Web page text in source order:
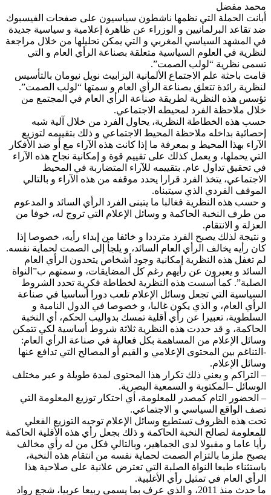
محمد مفضل
أبانت الحملة التي نظمها ناشطون سياسيون على صفحات الفيسبوك
ضد تقاعد البرلمانيين و الوزراء عن ظاهرة إعلامية و سياسية جديدة
في المشهد السياسي المغربي و التي يمكن تحليلها من خلال مراجعة
لنظرية في العلوم السياسية متعلقة بصناعة الرأي العام و التي
تسمى نظرية “لولب الصمت”.
قامت باحثة علم الاجتماع الألمانية اليزابيث نويل نيومان بالتأسيس
لنظرية رائدة تتعلق بصناعة الرأي العام و سمتها “لولب الصمت”.
تؤسس هذه النظرية لطريقة صناعة الرأي العام في المجتمع من
خلال ملاحظة الفرد لمحيطه الاجتماعي.
حسب هذه الخطاطة النظرية، يحاول الفرد من خلال آلية شبه
إحصائية بداخله ملاحظة المحيط الاجتماعي و ذلك بتقييمه لتوزيع
الآراء بهذا المحيط و بمعرفة ما إذا كانت هذه الآراء مع أو ضد الأفكار
التي يحملها، و يعمل كذلك على تقييم قوة و إمكانية نجاح هذه الآراء
في تحقيق تداول عام. بتقييمه للآراء المتضاربة في المحيط
الاجتماعي، يتخذ الفرد قرارا يحدد موقفه من هذه الآراء و بالتالي
الموقف الفردي الذي سيتبناه.
و حسب هذه النظرية فغالبا ما يتبنى الفرد الرأي السائد و المدعوم
من طرف النخبة الحاكمة و وسائل الإعلام التي تروج له، خوفا من
العزلة و الانتقام.
و نتيجة لذلك يصبح الفرد مترددا و خائفا من إبداء رأيه، خصوصا إذا
كان رأيه يخالف الرأي العام السائد، و يلجأ إلى الصمت لحماية نفسه.
لم تغفل هذه النظرية إمكانية وجود أشخاص يتحدون الرأي العام
السائد و يعبرون عن رأيهم رغم كل المضايقات، و سمتهم ب”النواة
الصلبة”. كما أسست هذه النظرية لخطاطة فكرية تحدد الشروط
السياسية التي تجعل وسائل الإعلام تلعب دورا أساسيا في صناعة
الرأي العام، و الذي يكون غالبا، و خصوصا في الدول النامية و
السلطوية، تعبيرا عن رأي أقلية تمسك بدواليب الحكم، أي النخبة
الحاكمة، و قد حددت هذه النظرية ثلاثة شروط أساسية لكي تتمكن
وسائل الإعلام من المساهمة بكل فعالية في صناعة الرأي العام:
-التناغم بين المحتوى الإعلامي و القيم أو المصالح التي تدافع عنها
وسائل الإعلام.
– التراكم و يعني ذلك تكرار هذا المحتوى لمدة طويلة و عبر مختلف
الوسائل –المكتوبة و السمعية البصرية.
– الحضور التام كمصدر للمعلومة، أي احتكار توزيع المعلومة التي
تصف الواقع السياسي و الاجتماعي.
تحت هذه الظروف تستطيع وسائل الإعلام توجيه التوزيع الفعلي
للمعلومة لصالح النخبة الحاكمة و ذلك بجعل رأي هذه الأقلية الحاكمة
رأيا عاما و مقبولا لدى الجماهير، وبالتالي فكل من له رأي مخالف
يصبح ملزما بالتزام الصمت لحماية نفسه من انتقام هذه النخبة،
باستثناء طبعا النواة الصلبة التي تعترض علانية على صلاحية هذا
الرأي العام في تمثيل رأي الأغلبية.
ما حدث منذ 2011، و الذي عرف بما يسمى ربيعا عربيا، شجع رواد